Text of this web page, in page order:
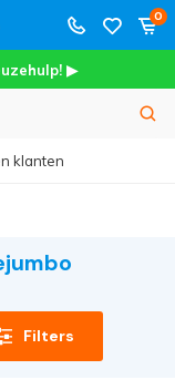
0
▶
klanten
Filters